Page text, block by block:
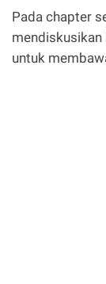
Pada chapter
mendiskusikan
untuk